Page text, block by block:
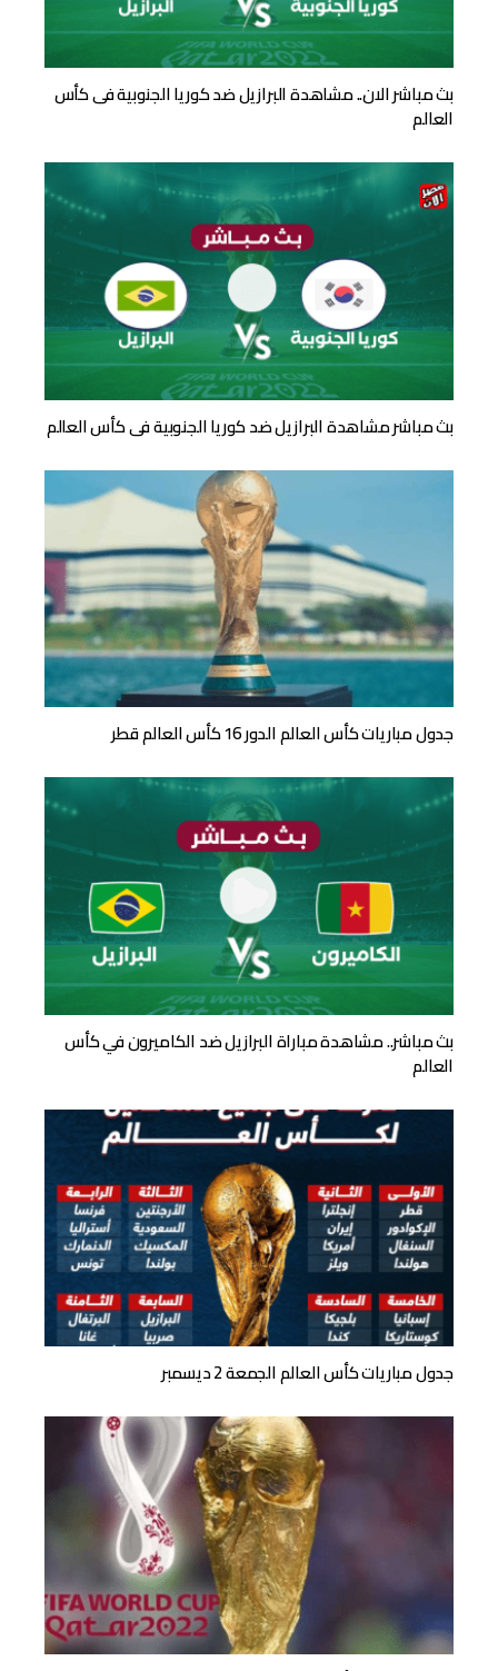
بث مباشر الان.. مشاهدة البرازيل ضد كوريا الجنوبية فى كأس
العالم
بث مباشر مشاهدة البرازيل ضد كوريا الجنوبية فى كأس العالم
جدول مباريات كأس العالم الدور 16 كأس العالم قطر
بث مباشر.. مشاهدة مباراة البرازيل ضد الكاميرون في كأس
العالم
جدول مباريات كأس العالم الجمعة 2 ديسمبر